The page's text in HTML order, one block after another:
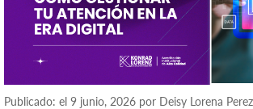
Publicado: el 9 junio, 2026 por Deisy Lorena